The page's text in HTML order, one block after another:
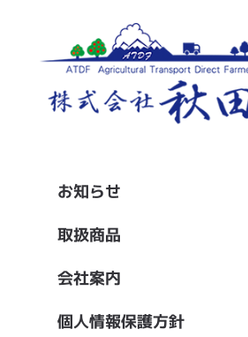
お知らせ
取扱商品
会社案内
個人情報保護方針